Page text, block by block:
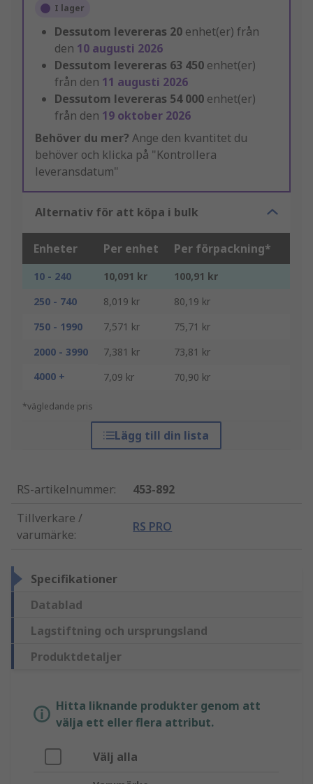
I lager
Dessutom levereras 20 enhet(er) från
den 10 augusti 2026
Dessutom levereras 63 450 enhet(er)
från den 11 augusti 2026
Dessutom levereras 54 000 enhet(er)
från den 19 oktober 2026
Behöver du mer? Ange den kvantitet du
behöver och klicka på "Kontrollera
leveransdatum"
Alternativ för att köpa i bulk
Enheter Per enhet Per förpackning*
10 - 240 10,091 kr
100,91 kr
250 - 740
8,019 kr
80,19 kr
750 - 1990
7,571 kr
75,71 kr
2000 - 3990
7,381 kr
73,81 kr
4000 +
7,09 kr 70,90 kr
*vägledande pris
Lägg till din lista
RS-artikelnummer:
453-892
Tillverkare /
varumärke:
RS PRO
Specifikationer
Datablad
Lagstiftning och ursprungsland
Produktdetaljer
Hitta liknande produkter genom att
välja ett eller flera attribut.
Välj alla